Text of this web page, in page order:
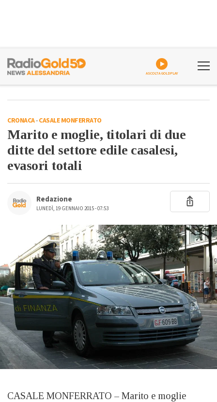
ASCOLTA GOLDPLAY
CRONACA-CASALE MONFERRATO
Marito e moglie, titolari di due
ditte del settore edile casalesi,
evasori totali
Redazione
LUNEDÌ, 19 GENNAIO 2015 - 07:53
CASALE MONFERRATO – Marito e moglie